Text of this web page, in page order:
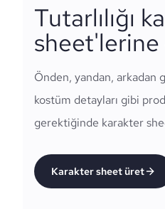
Tutarlılığı
Önden, yandan, arkadan
kostüm detayları gibi
gerektiğinde karakter
Karakter sheet üret